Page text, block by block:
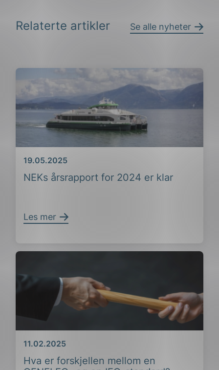
Relaterte artikler Se alle nyheter
NEKs årsrapport for 2024 er klar
Dato
19.05.2025
Les mer
Hva er forskjellen mellom en
Dato
11.02.2025